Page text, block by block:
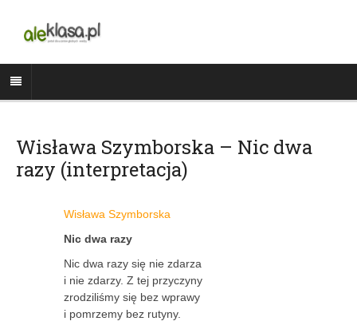
Wisława Szymborska – Nic dwa
razy (interpretacja)
Wisława Szymborska
Nic dwa razy
Nic dwa razy się nie zdarza
i nie zdarzy. Z tej przyczyny
zrodziliśmy się bez wprawy
i pomrzemy bez rutyny.